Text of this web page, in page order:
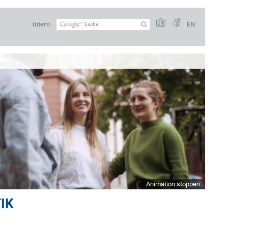
Intern EN
Animation stoppen